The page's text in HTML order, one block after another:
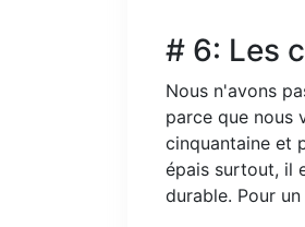
# 6: Les
Nous n'avons
parce que nous
cinquantaine et
épais surtout, il
durable. Pour